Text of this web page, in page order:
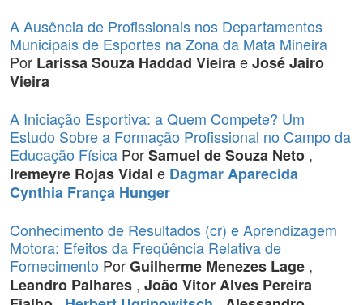
A Ausência de Profissionais nos Departamentos
Municipais de Esportes na Zona da Mata Mineira
Por Larissa Souza Haddad VieiraeJosé Jairo
Vieira
A Iniciação Esportiva: a Quem Compete? Um
Estudo Sobre a Formação Profissional no Campo da
Educação Física PorSamuel de Souza Neto ,
Iremeyre Rojas Vidal e Dagmar Aparecida
Cynthia França Hunger
Conhecimento de Resultados (cr) e Aprendizagem
Motora: Efeitos da Freqüência Relativa de
Fornecimento PorGuilherme Menezes Lage ,
Leandro Palhares , João Vitor Alves Pereira